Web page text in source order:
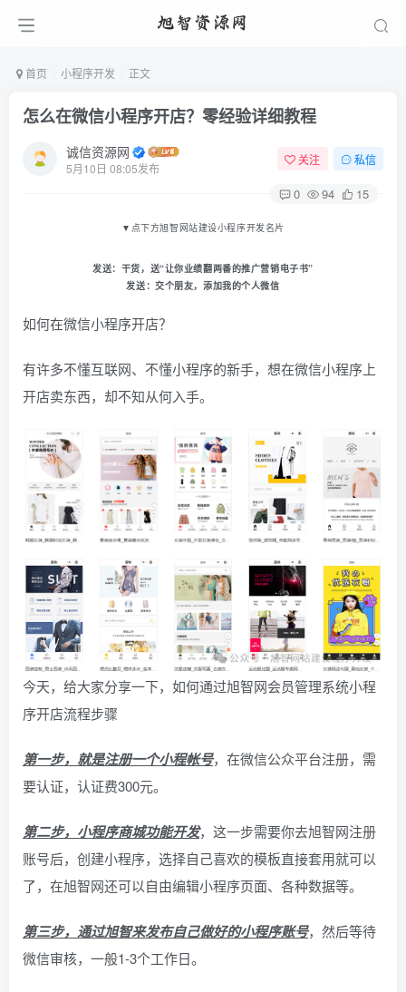
首页 小程序开发 正文
怎么在微信小程序开店？零经验详细教程
诚信资源网
5月10日 08:05发布
关注 私信
0 94 15
▼ 点下方旭智网站建设小程序开发名片
发送： 干货，送“让你业绩翻两番的推广营销电子书”
发送：交个朋友，添加我的个人微信
如何在微信小程序开店？
有许多不懂互联网、不懂小程序的新手，想在微信小程序上
开店卖东西，却不知从何入手。
今天，给大家分享一下，如何通过旭智网会员管理系统小程
序开店流程步骤
第一步，就是注册一个小程帐号，在微信公众平台注册，需
要认证，认证费300元。
第二步，小程序商城功能开发，这一步需要你去旭智网注册
账号后，创建小程序，选择自己喜欢的模板直接套用就可以
了，在旭智网还可以自由编辑小程序页面、各种数据等。
第三步，通过旭智来发布自己做好的小程序账号，然后等待
微信审核，一般1-3个工作日。